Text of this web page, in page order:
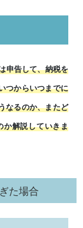
申告して、納税を
つからいつまでに
なるのか、またど
か解説していきま
た場合